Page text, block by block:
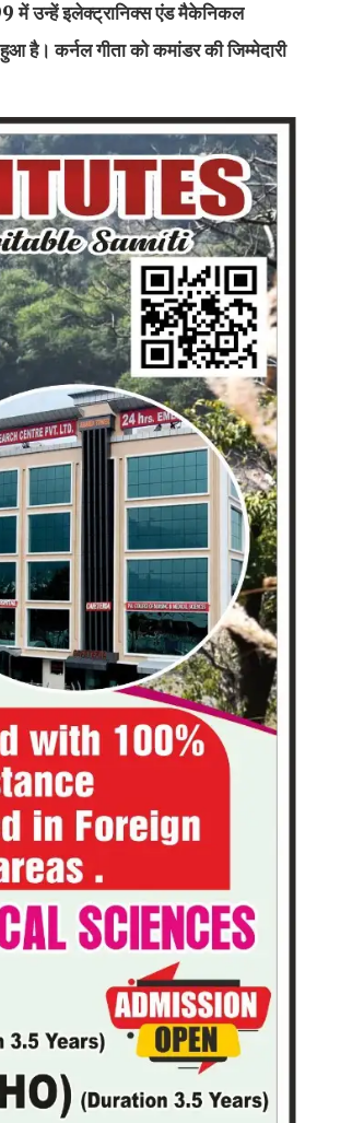
में उन्हें इलेक्ट्रानिक्स एंड मैकेनिकल
है। कर्नल गीता को कमांडर की जिम्मेदारी